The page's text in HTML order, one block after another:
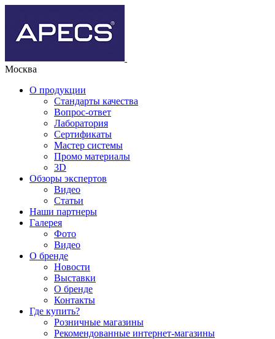
Москва
О продукции
Стандарты качества
Вопрос-ответ
Лаборатория
Сертификаты
Мастер системы
Промо материалы
3D
Обзоры экспертов
Видео
Статьи
Наши партнеры
Галерея
Фото
Видео
О бренде
Новости
Выставки
О бренде
Контакты
Где купить?
Розничные магазины
Рекомендованные интернет-магазины